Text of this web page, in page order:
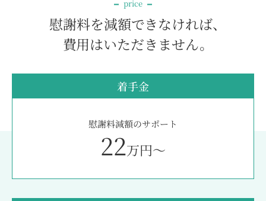
price
慰謝料を減額できなければ、
費用はいただきません。
着手金
慰謝料減額のサポート
22万円～